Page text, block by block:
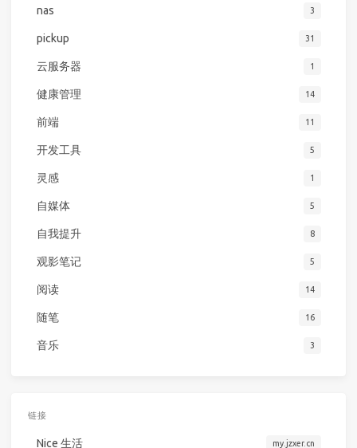
nas 3
pickup 31
云服务器 1
健康管理 14
前端 11
开发工具 5
灵感 1
自媒体 5
自我提升 8
观影笔记 5
阅读 14
随笔 16
音乐 3
链接
Nice 生活 my.jzxer.cn